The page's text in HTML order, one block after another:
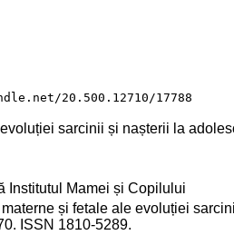
20.500.12710/17788
sarcinii și nașterii la
Institutul Mamei și Copilului
și fetale ale evoluției
ISSN 1810-5289.